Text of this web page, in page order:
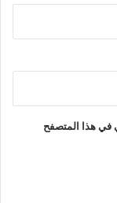
في هذا المتصفح